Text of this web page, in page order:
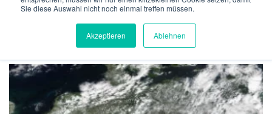
Sie diese Auswahl nicht noch einmal treffen müssen.
Akzeptieren Ablehnen
TECHNOLOGY TEAM NEWS CONTACT
ENGLISH
>Claimreport